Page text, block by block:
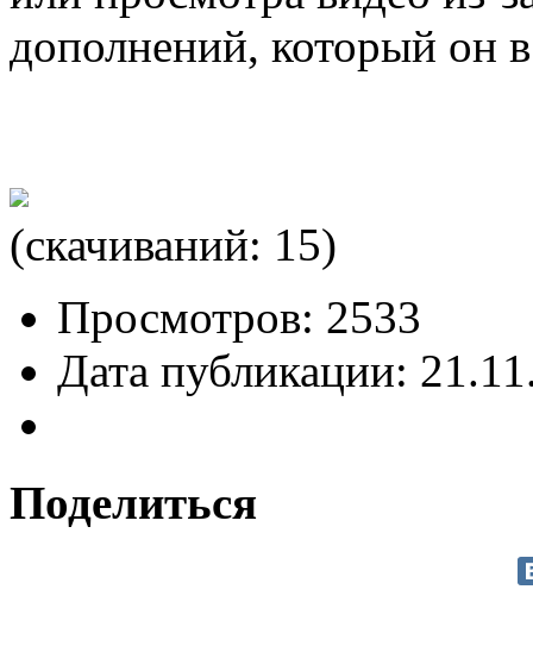
дополнений, который он
(cкачиваний: 15)
Просмотров: 2533
Дата публикации:
Поделиться